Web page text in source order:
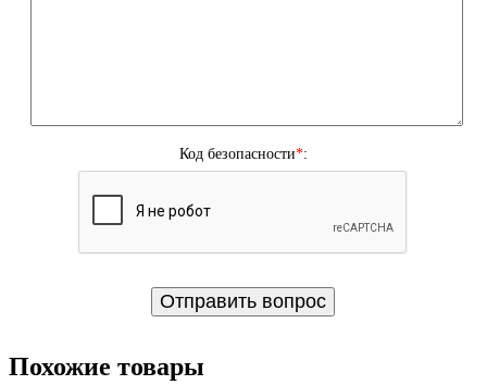
Код безопасности*:
Похожие товары